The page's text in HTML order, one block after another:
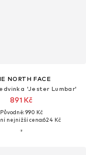
NORTH FACE
'Jester Lumbar'
891 Kč
Původně: 990 Kč
nejnižší cena:624 Kč